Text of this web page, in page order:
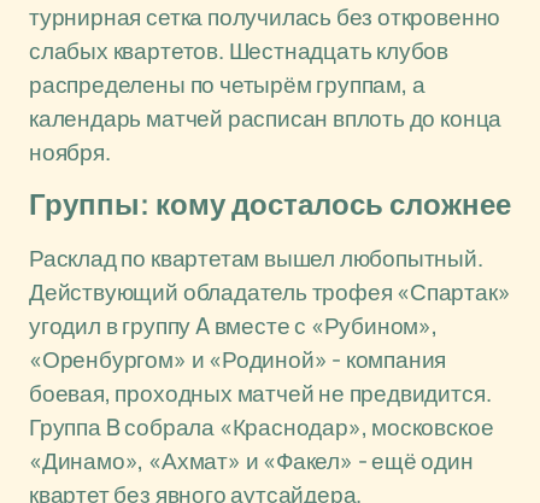
турнирная сетка получилась без откровенно
слабых квартетов. Шестнадцать клубов
распределены по четырём группам, а
календарь матчей расписан вплоть до конца
ноября.
Группы: кому досталось сложнее
Расклад по квартетам вышел любопытный.
Действующий обладатель трофея «Спартак»
угодил в группу A вместе с «Рубином»,
«Оренбургом» и «Родиной» - компания
боевая, проходных матчей не предвидится.
Группа B собрала «Краснодар», московское
«Динамо», «Ахмат» и «Факел» - ещё один
квартет без явного аутсайдера.